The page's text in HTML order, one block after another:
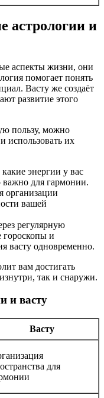
астрологии и
аспекты жизни, они
помогает понять
Васту же создаёт
развитие этого
пользу, можно
использовать их
энергии у вас
для гармонии.
организации
вашей
регулярную
гороскопы и
васту одновременно.
вам достигать
так и снаружи.
и васту
Васту
для